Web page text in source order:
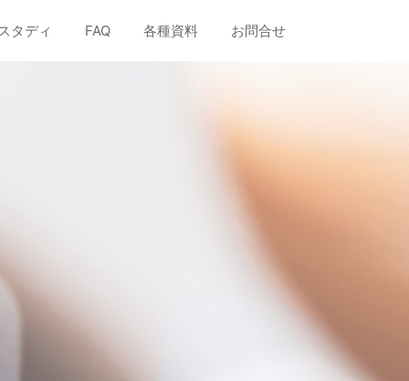
タディ FAQ 各種資料 お問合せ